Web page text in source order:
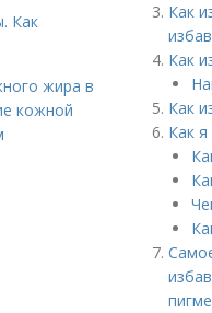
Как
Как
Как
Как
Как
жира в
кожной